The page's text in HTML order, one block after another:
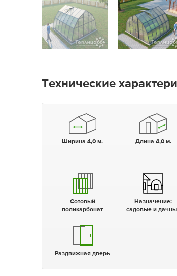
Технические
Ширина 4,0 м. Длина 4,0 м.
Сотовый
поликарбонат
Назначение:
садовые и
Раздвижная дверь